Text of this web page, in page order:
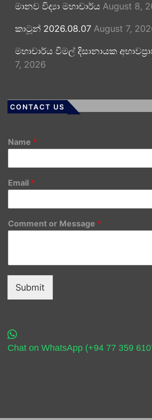
මානව විද්‍යා මහාචාර්ය August 8,
කාටූන් 2026.08.07 August 7,
මහාචාර්ය විමල් දිසානායක
7, 2026
CONTACT US
Name *
Email *
Comment or Message *
Submit
Chat on WhatsApp (+94 77 359